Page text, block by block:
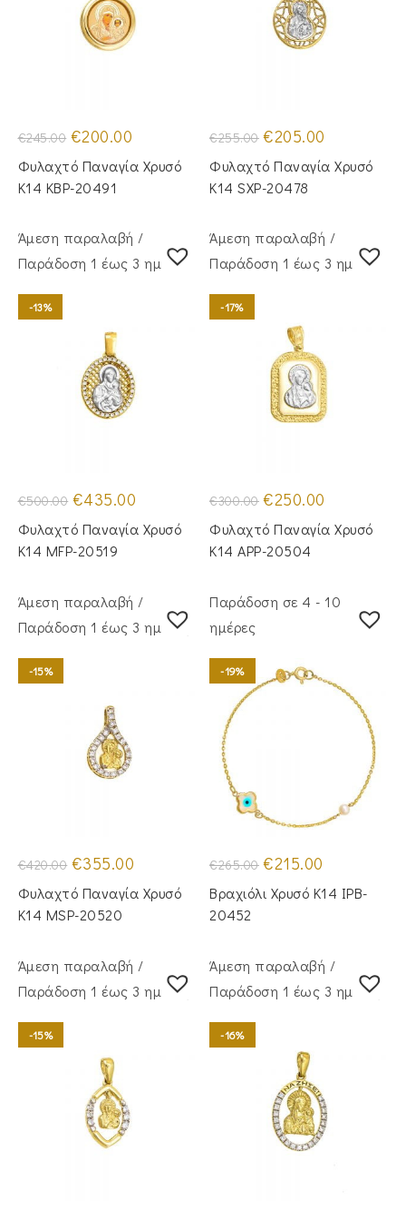
€245.00 Original
price
was:
€245.00.
€200.00
τιμή
είναι:
Φυλαχτό Παναγία Χρυσό
Κ14 KBP-20491
€255.00 Original
price
was:
€255.00.
€205.00
τιμή
είναι:
Φυλαχτό Παναγία Χρυσό
Κ14 SXP-20478
Άμεση παραλαβή /
Παράδoση 1 έως 3 ημέρες
-13%
€500.00 Original
price
was:
€500.00.
€435.00
τιμή
είναι:
Φυλαχτό Παναγία Χρυσό
Κ14 MFP-20519
Άμεση παραλαβή /
Παράδoση 1 έως 3 ημέρες
-17%
€300.00 Original
price
was:
€300.00.
€250.00
τιμή
είναι:
Φυλαχτό Παναγία Χρυσό
Κ14 APP-20504
Άμεση παραλαβή /
Παράδoση 1 έως 3 ημέρες
-15%
€420.00 Original
price
was:
€420.00.
€355.00
τιμή
είναι:
Φυλαχτό Παναγία Χρυσό
Κ14 MSP-20520
Παράδοση σε 4 - 10
ημέρες
-19%
€265.00 Original
price
was:
€265.00.
€215.00
τιμή
είναι:
Βραχιόλι Χρυσό Κ14 IPB-
20452
Άμεση παραλαβή /
Παράδoση 1 έως 3 ημέρες
-15%
Άμεση παραλαβή /
Παράδoση 1 έως 3 ημέρες
-16%